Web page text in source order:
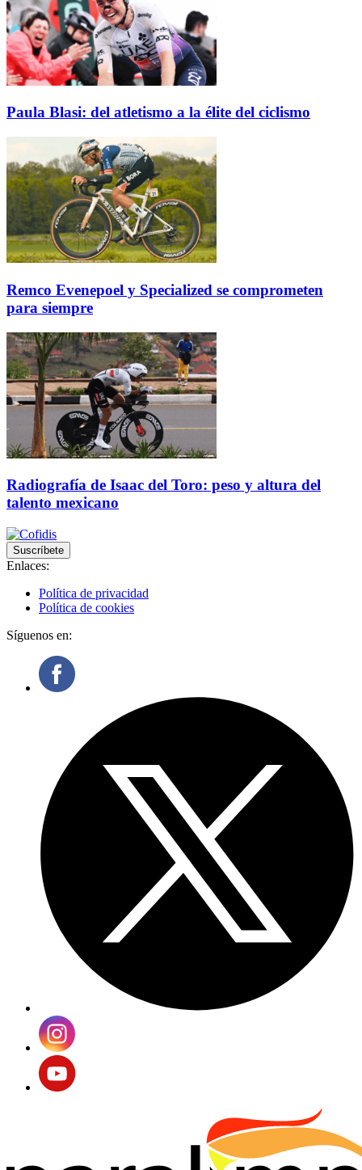
Paula Blasi: del atletismo a la élite del ciclismo
Remco Evenepoel y Specialized se comprometen
para siempre
Radiografía de Isaac del Toro: peso y altura del
talento mexicano
Suscríbete
Enlaces:
Política de privacidad
Política de cookies
Síguenos en: